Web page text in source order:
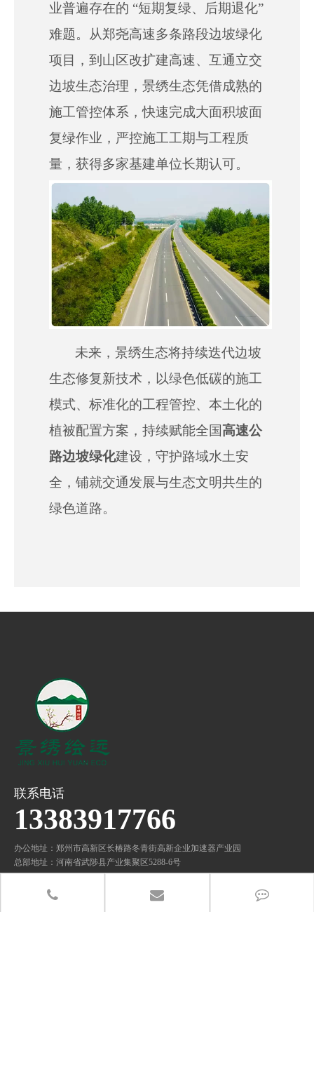
业普遍存在的 “短期复绿、后期退化”
难题。从郑尧高速多条路段边坡绿化
项目，到山区改扩建高速、互通立交
边坡生态治理，景绣生态凭借成熟的
施工管控体系，快速完成大面积坡面
复绿作业，严控施工工期与工程质
量，获得多家基建单位长期认可。
未来，景绣生态将持续迭代边坡
生态修复新技术，以绿色低碳的施工
模式、标准化的工程管控、本土化的
植被配置方案，持续赋能全国高速公
路边坡绿化建设，守护路域水土安
全，铺就交通发展与生态文明共生的
绿色道路。
联系电话
13383917766
办公地址：郑州市高新区长椿路冬青街高新企业加速器产业园
总部地址：河南省武陟县产业集聚区5288-6号